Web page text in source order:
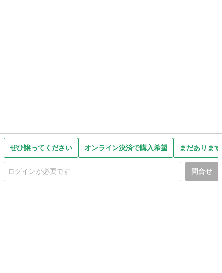
ぜひ譲ってください オンライン決済で購入希望 まだありま
問合せ